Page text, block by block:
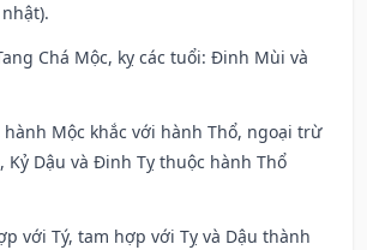
Chá Mộc, kỵ các tuổi: Đinh Mùi và
Mộc khắc với hành Thổ, ngoại trừ
Kỷ Dậu và Đinh Tỵ thuộc hành Thổ
với Tý, tam hợp với Tỵ và Dậu thành